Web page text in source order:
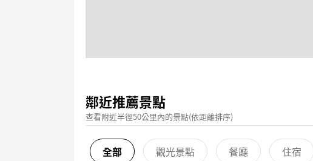
鄰近推薦景點
查看附近半徑50公里內的景點(依距離排序)
全部 觀光景點 餐廳 住宿